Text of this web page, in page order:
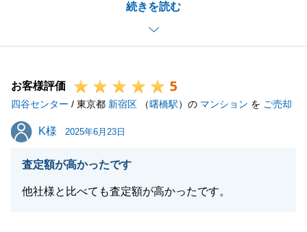
続きを読む
が、H様の多大なるご協力のおかげで、お引渡しまで
スムーズに進めることができました。重ねて御礼申し
上げます。
ざいましたら、お気軽にお申し付けくださいませ。
今後ともお付き合いの程よろしくお願い申し上げま
す。
閉じる
お客様評価 5
四谷センター / 東京都 新宿区 （曙橋駅）の マンション を ご売却
K様
K様 2025年6月23日
査定額が高かったです
他社様と比べても査定額が高かったです。